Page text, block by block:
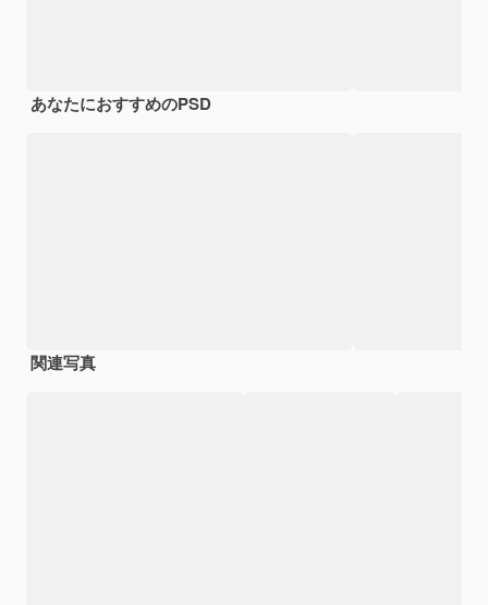
あなたにおすすめのPSD
関連写真